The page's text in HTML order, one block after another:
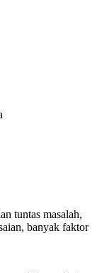
tuntas masalah,
banyak faktor